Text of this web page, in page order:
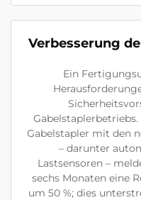
Verbesserung
Ein
Gabelstapler mit den
– darunter
Lastsensoren –
sechs Monaten eine
um 50 %; dies